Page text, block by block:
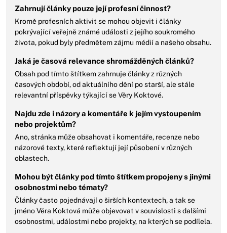
Zahrnují články pouze její profesní činnost?
Kromě profesních aktivit se mohou objevit i články
pokrývající veřejně známé události z jejího soukromého
života, pokud byly předmětem zájmu médií a našeho obsahu.
Jaká je časová relevance shromážděných článků?
Obsah pod tímto štítkem zahrnuje články z různých
časových období, od aktuálního dění po starší, ale stále
relevantní příspěvky týkající se Věry Koktové.
Najdu zde i názory a komentáře k jejím vystoupením
nebo projektům?
Ano, stránka může obsahovat i komentáře, recenze nebo
názorové texty, které reflektují její působení v různých
oblastech.
Mohou být články pod tímto štítkem propojeny s jinými
osobnostmi nebo tématy?
Články často pojednávají o širších kontextech, a tak se
jméno Věra Koktová může objevovat v souvislosti s dalšími
osobnostmi, událostmi nebo projekty, na kterých se podílela.